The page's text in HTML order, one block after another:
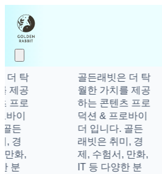
더 탁
제공
프로
바이
든
, 경
화,
분
골든래빗은 더 탁
월한 가치를 제공
하는 콘텐츠 프로
덕션 & 프로바이
더 입니다. 골든
래빗은 취미, 경
제, 수험서, 만화,
IT 등 다양한 분